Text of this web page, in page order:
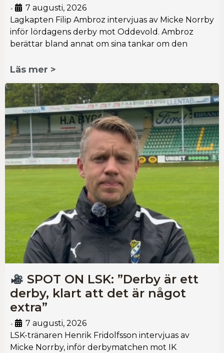
•
7 augusti, 2026
Lagkapten Filip Ambroz intervjuas av Micke Norrby
inför lördagens derby mot Oddevold. Ambroz
berättar bland annat om sina tankar om den
Läs mer >
SPOT ON LSK: ”Derby är ett
derby, klart att det är något
extra”
•
7 augusti, 2026
LSK-tränaren Henrik Fridolfsson intervjuas av
Micke Norrby, inför derbymatchen mot IK